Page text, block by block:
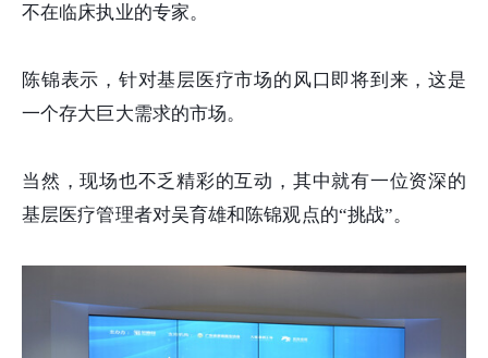
不在临床执业的专家。
陈锦表示，针对基层医疗市场的风口即将到来，这是
一个存大巨大需求的市场。
当然，现场也不乏精彩的互动，其中就有一位资深的
基层医疗管理者对吴育雄和陈锦观点的“挑战”。